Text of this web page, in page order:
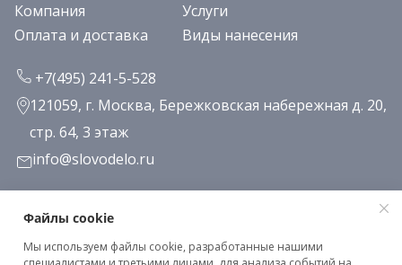
Компания
Услуги
Оплата и доставка
Виды нанесения
+7(495) 241-5-528
121059, г. Москва, Бережковская набережная д. 20,
стр. 64, 3 этаж
info@slovodelo.ru
Заказать звонок
Файлы cookie
Мы используем файлы cookie, разработанные нашими